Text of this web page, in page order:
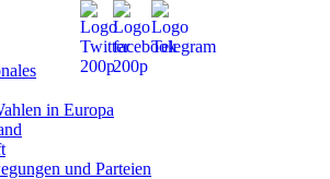
in Europa
und Parteien